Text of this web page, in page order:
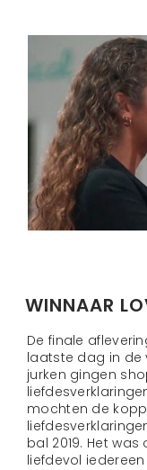
WINNAAR
De finale
laatste dag in de
jurken gingen
mochten de
bal 2019. Het
liefdevol